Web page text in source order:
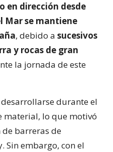
en dirección desde
Mar se mantiene
, debido a sucesivos
y rocas de gran
la jornada de este
durante el
material, lo que motivó
barreras de
Sin embargo, con el